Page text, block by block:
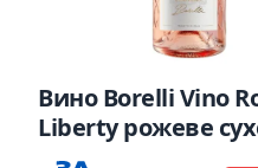
Вино Borelli Vino
Liberty рожеве